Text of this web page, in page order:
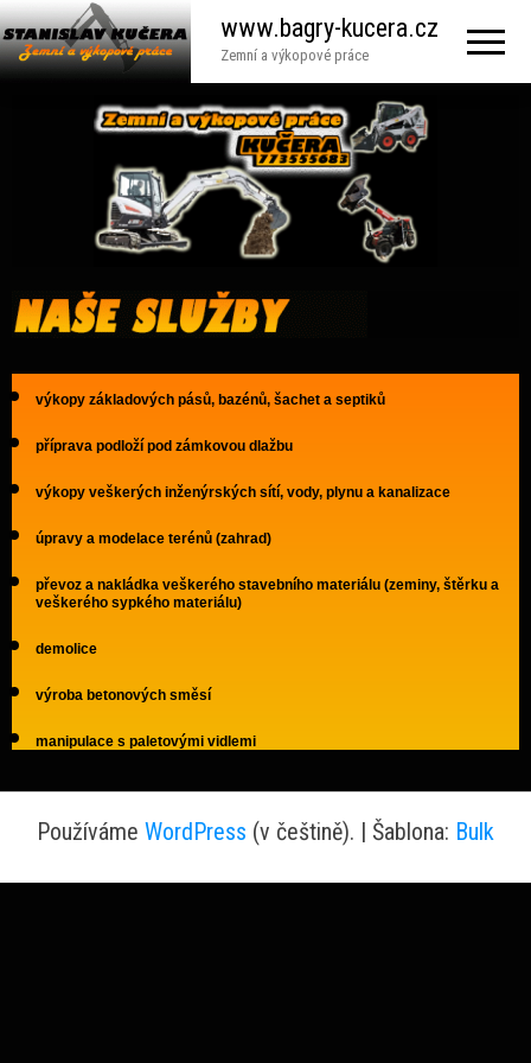
www.bagry-kucera.cz
Zemní a výkopové práce
výkopy základových pásů, bazénů, šachet a septiků
příprava podloží pod zámkovou dlažbu
výkopy veškerých inženýrských sítí, vody, plynu a kanalizace
úpravy a modelace terénů (zahrad)
převoz a nakládka veškerého stavebního materiálu (zeminy, štěrku a
veškerého sypkého materiálu)
demolice
výroba betonových směsí
manipulace s paletovými vidlemi
Používáme WordPress (v češtině). | Šablona: Bulk